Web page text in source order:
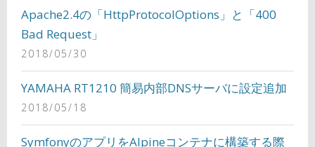
Apache2.4の「HttpProtocolOptions」と「400
Bad Request」
2018/05/30
YAMAHA RT1210 簡易内部DNSサーバに設定追加
2018/05/18
SymfonyのアプリをAlpineコンテナに構築する際